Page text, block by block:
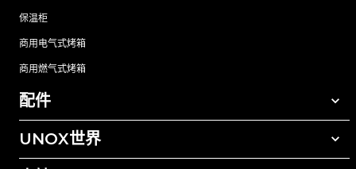
保温柜
商用电气式烤箱
商用燃气式烤箱
配件
所有配件
UNOX世界